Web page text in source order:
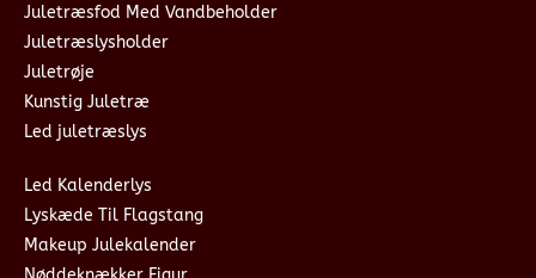
Juletræsfod Med Vandbeholder
Juletræslysholder
Juletrøje
Kunstig Juletræ
Led juletræslys
Led Kalenderlys
Lyskæde Til Flagstang
Makeup Julekalender